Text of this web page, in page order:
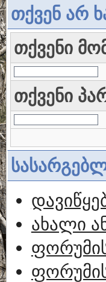
თქვენ არ
თქვენი
თქვენი
ახალი